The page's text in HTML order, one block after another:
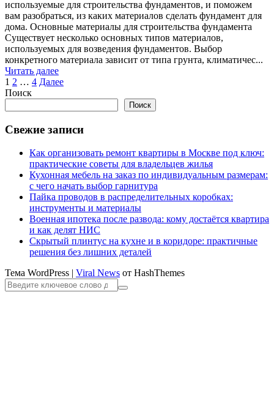
используемые для строительства фундаментов, и поможем
вам разобраться, из каких материалов сделать фундамент для
дома. Основные материалы для строительства фундамента
Существует несколько основных типов материалов,
используемых для возведения фундаментов. Выбор
конкретного материала зависит от типа грунта, климатичес...
Читать далее
Пагинация
записей
1 2 … 4 Далее
Поиск
Поиск
Свежие записи
Как организовать ремонт квартиры в Москве под ключ:
практические советы для владельцев жилья
Кухонная мебель на заказ по индивидуальным размерам:
с чего начать выбор гарнитура
Пайка проводов в распределительных коробках:
инструменты и материалы
Военная ипотека после развода: кому достаётся квартира
и как делят НИС
Скрытый плинтус на кухне и в коридоре: практичные
решения без лишних деталей
Тема WordPress | Viral News от HashThemes